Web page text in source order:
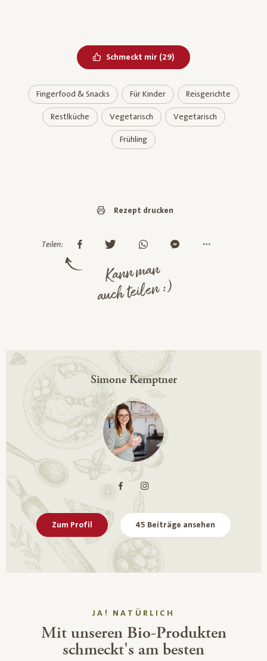
Schmeckt mir Bereits geliked
(29)
Fingerfood & Snacks Für Kinder Reisgerichte
Restlküche Vegetarisch Vegetarisch
Frühling
Rezept drucken
Teilen:
Kann man
auch teilen :)
Simone Kemptner
Zum Profil 45 Beiträge ansehen
JA! NATÜRLICH
Mit unseren Bio-Produkten
schmeckt's am besten